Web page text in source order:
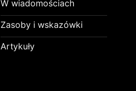
W wiadomościach
Zasoby i wskazówki
Artykuły